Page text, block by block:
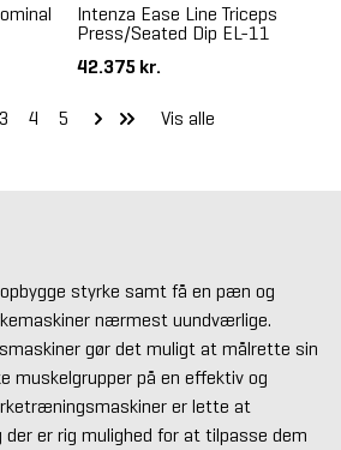
Intenza Ease Line Triceps
Press/Seated Dip EL-11
42.375 kr.
3 4 5 Vis alle
styrke samt få en pæn og
nærmest uundværlige.
gør det muligt at målrette sin
muskelgrupper på en effektiv og
er lette at
der er rig mulighed for at tilpasse dem